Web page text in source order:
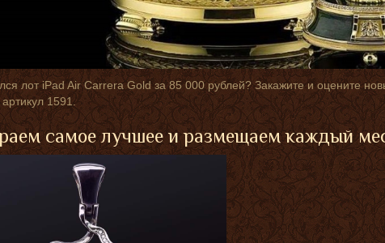
лот iPad Air Carrera Gold за 85 000 рублей? Закажите и оцените
1591.
самое лучшее и размещаем каждый